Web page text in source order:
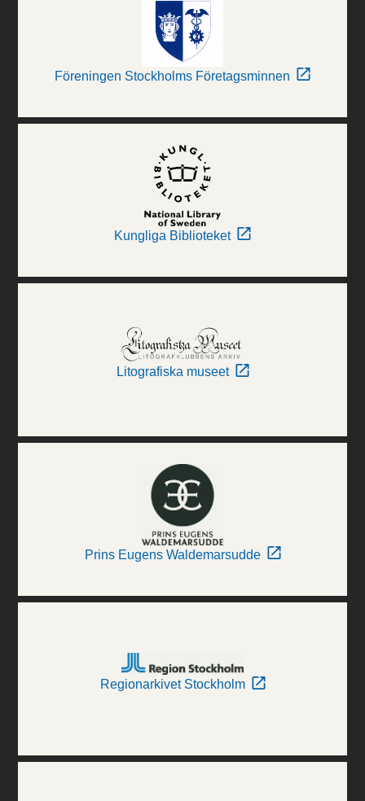
Föreningen Stockholms Företagsminnen
Kungliga Biblioteket
Litografiska museet
Prins Eugens Waldemarsudde
Regionarkivet Stockholm